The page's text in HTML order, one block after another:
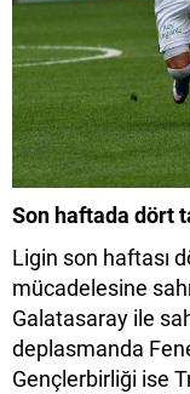
Son haftada dört
Ligin son haftası
mücadelesine
Galatasaray ile
deplasmanda
Gençlerbirliği ise